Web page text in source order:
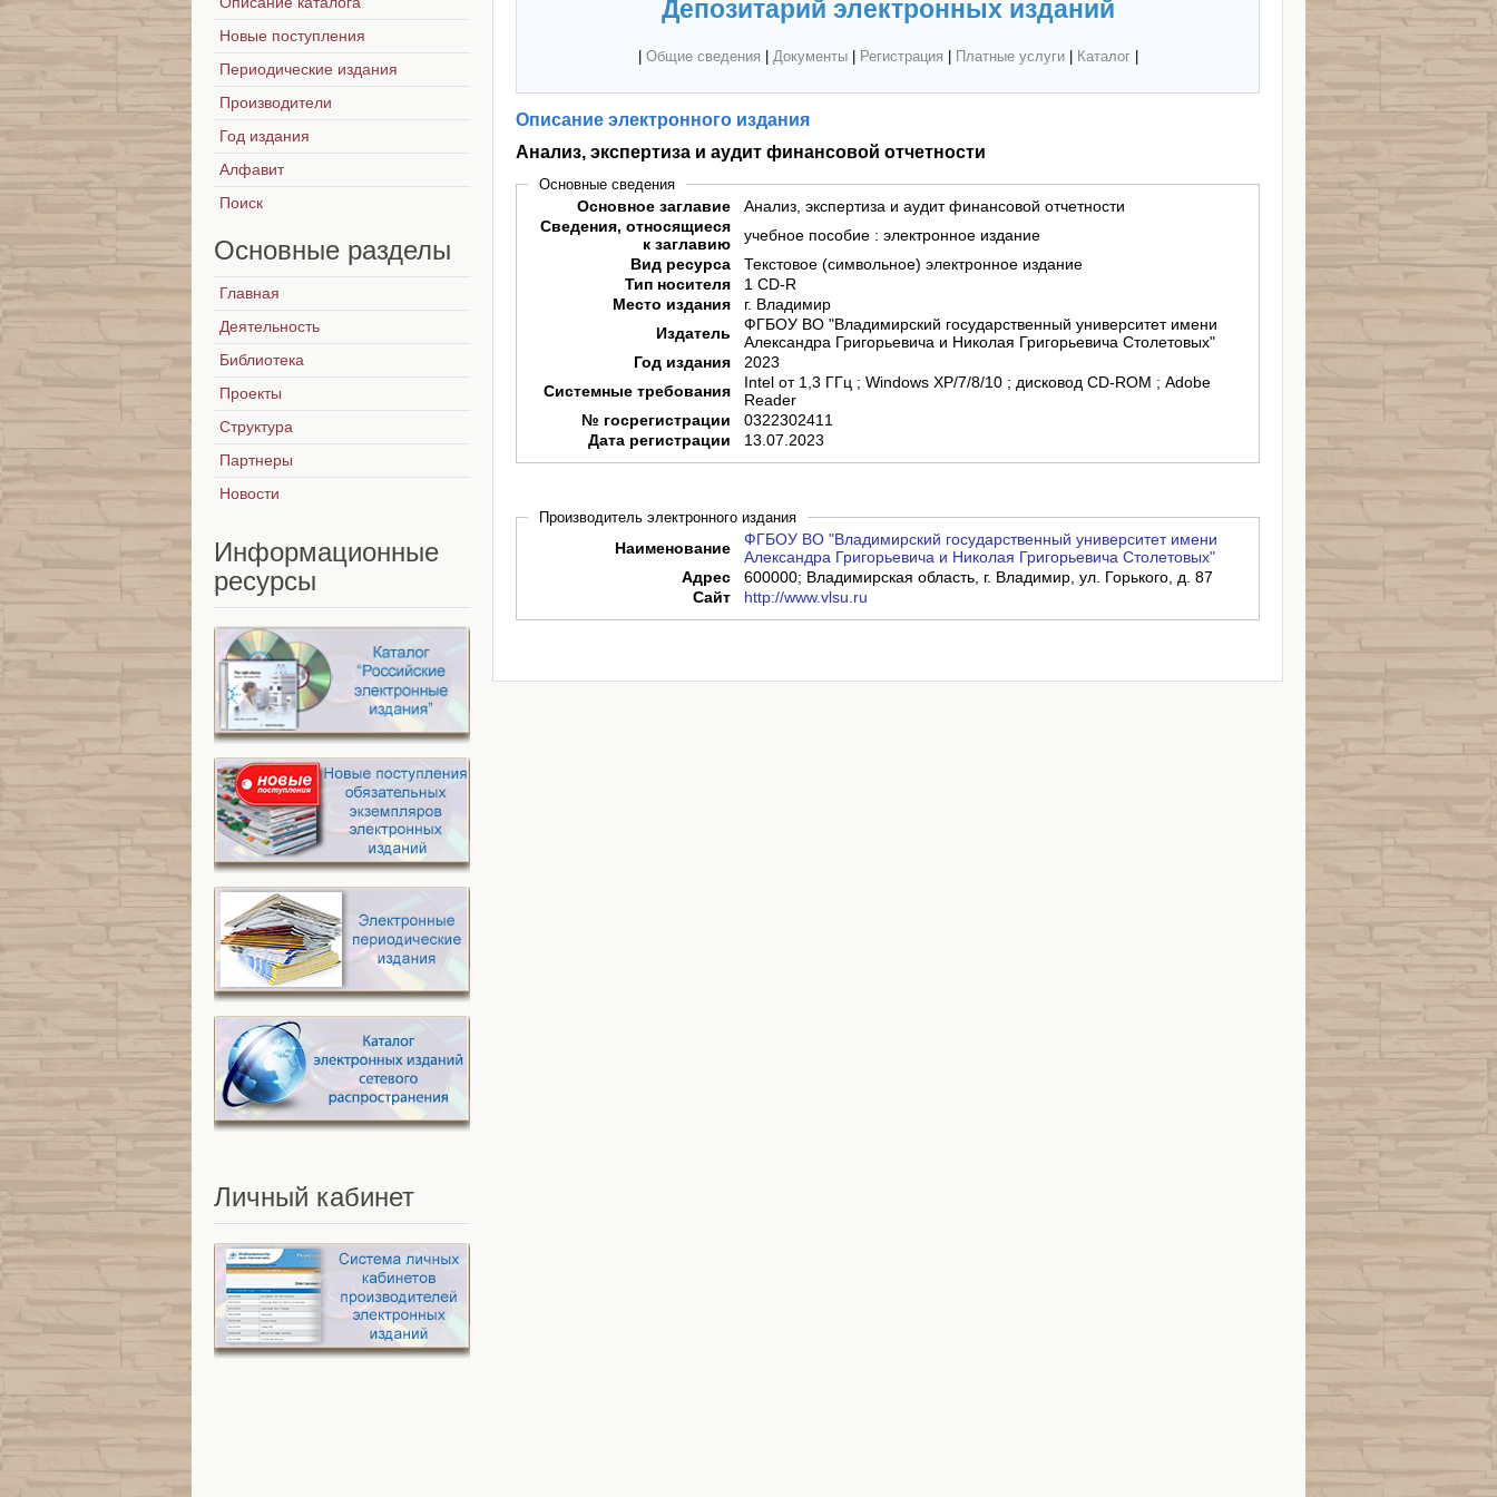
Депозитарий электронных изданий
Общие сведения Документы| Регистрация Платные услуги| Каталог|
Описание электронного издания
Анализ, экспертиза и аудит финансовой отчетности
Основные сведения
Основное заглавие
Анализ, экспертиза и аудит финансовой отчетности
Сведения, относящиеся
к заглавию
учебное пособие : электронное издание
Вид ресурса
Текстовое (символьное) электронное издание
Тип носителя
1 CD-R
Место издания
г. Владимир
Издатель
ФГБОУ ВО "Владимирский государственный университет имени
Александра Григорьевича и Николая Григорьевича Столетовых"
Год издания
2023
Системные требования
Intel от 1,3 ГГц ; Windows XP/7/8/10 ; дисковод СD-ROM ; Adobe
Reader
№ госрегистрации
0322302411
Дата регистрации
13.07.2023
Производитель электронного издания
Наименование
ФГБОУ ВО "Владимирский государственный университет имени
Александра Григорьевича и Николая Григорьевича Столетовых"
Адрес
600000; Владимирская область, г. Владимир, ул. Горького, д. 87
Сайт
http://www.vlsu.ru
Новые поступления
Периодические издания
Производители
Год издания
Алфавит
Поиск
Основные разделы
Главная
Деятельность
Библиотека
Проекты
Структура
Партнеры
Новости
Информационные
ресурсы
Личный кабинет